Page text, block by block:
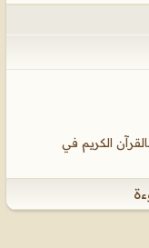
الكريم في